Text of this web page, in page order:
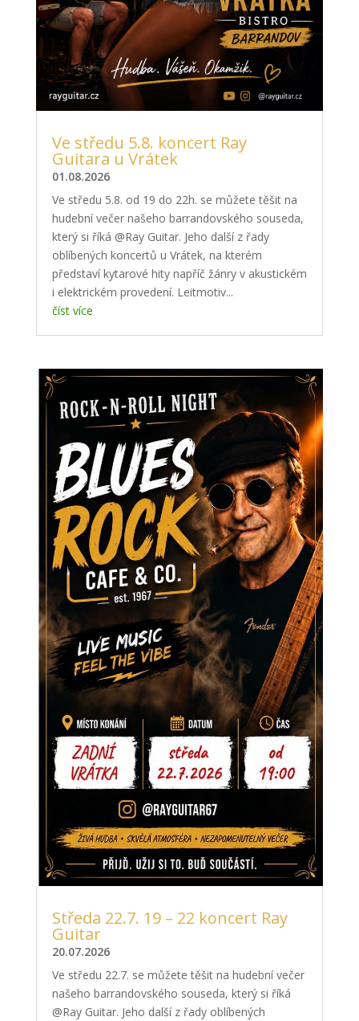
Ve středu 5.8. koncert Ray
Guitara u Vrátek
01.08.2026
Ve středu 5.8. od 19 do 22h. se můžete těšit na
hudební večer našeho barrandovského souseda,
který si říká @Ray Guitar. Jeho další z řady
oblíbených koncertů u Vrátek, na kterém
představí kytarové hity napříč žánry v akustickém
i elektrickém provedení. Leitmotiv...
číst více
Středa 22.7. 19 – 22 koncert Ray
Guitar
20.07.2026
Ve středu 22.7. se můžete těšit na hudební večer
našeho barrandovského souseda, který si říká
@Ray Guitar. Jeho další z řady oblíbených